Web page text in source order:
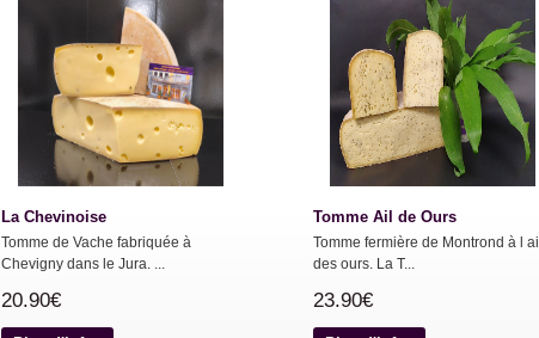
La Chevinoise
Tomme de Vache fabriquée à
Chevigny dans le Jura. ...
20.90€
Tomme Ail de Ours
Tomme fermière de Montrond à l ail
des ours. La T...
23.90€